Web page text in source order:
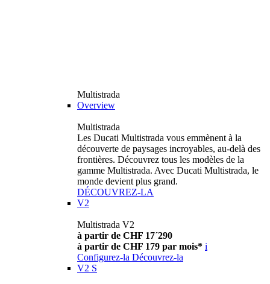
Multistrada
Overview
Multistrada
Les Ducati Multistrada vous emmènent à la
découverte de paysages incroyables, au-delà des
frontières. Découvrez tous les modèles de la
gamme Multistrada. Avec Ducati Multistrada, le
monde devient plus grand.
DÉCOUVREZ-LA
V2
Multistrada V2
à partir de CHF 17´290
à partir de CHF 179 par mois* i
Configurez-la Découvrez-la
V2 S